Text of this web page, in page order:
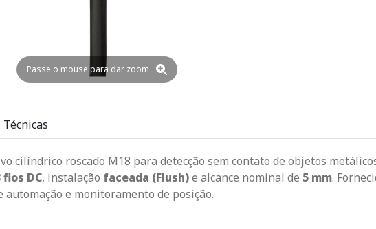
Passe o mouse para dar zoom
cilíndrico roscado M18 para detecção sem contato de objetos
fios DC, instalação faceada (Flush)e alcance nominal de 5 mm.
e monitoramento de posição.